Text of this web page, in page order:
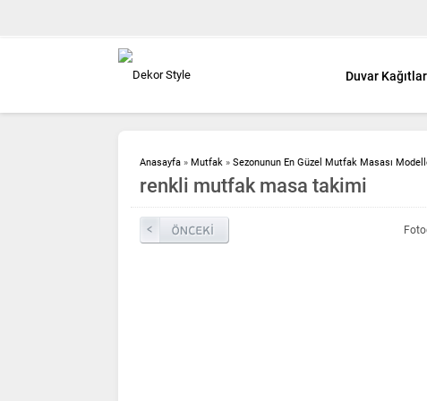
Duvar
Anasayfa » Mutfak » Sezonunun En Güzel Mutfak Masası
renkli mutfak masa takimi